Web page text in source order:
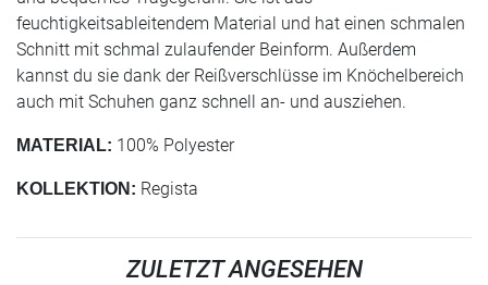
feuchtigkeitsableitendem Material und hat einen schmalen
Schnitt mit schmal zulaufender Beinform. Außerdem
kannst du sie dank der Reißverschlüsse im Knöchelbereich
auch mit Schuhen ganz schnell an- und ausziehen.
MATERIAL: 100% Polyester
KOLLEKTION: Regista
ZULETZT ANGESEHEN